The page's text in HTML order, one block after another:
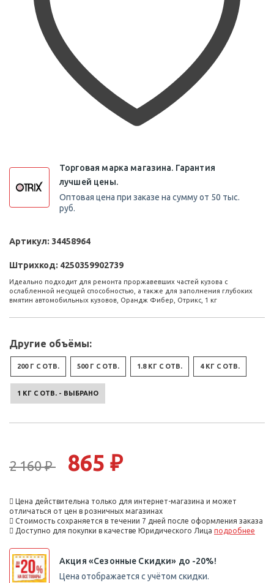
Торговая марка магазина. Гарантия
лучшей цены.
Оптовая цена при заказе на сумму от 50 тыс.
руб.
Артикул: 34458964
Штрихкод: 4250359902739
Идеально подходит для ремонта проржавевших частей кузова с
ослабленной несущей способностью, а также для заполнения глубоких
вмятин автомобильных кузовов, Орандж Фибер, Отрикс, 1 кг
Другие объёмы:
200 Г С ОТВ. 500 Г С ОТВ. 1.8 КГ С ОТВ. 4 КГ С ОТВ.
1 КГ С ОТВ. - ВЫБРАНО
2 160 ₽ 865 ₽
Цена действительна только для интернет-магазина и может
отличаться от цен в розничных магазинах
Стоимость сохраняется в течении 7 дней после оформления заказа
Доступно для покупки в качестве Юридического Лица подробнее
Акция «Сезонные Скидки» до -20%!
Цена отображается с учётом скидки.